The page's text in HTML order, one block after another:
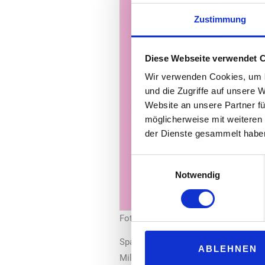
Zustimmung
Diese Webseite verwendet
Wir verwenden Cookies,
und die Zugriffe auf unsere
Website an unsere Partner
möglicherweise mit
der Dienste gesammelt
Notwendig
ABLEHNEN
Foto: fillibri / giropay
Sparkassen-IT-Dienstleister S-
Millionen girocards der Sparkassen